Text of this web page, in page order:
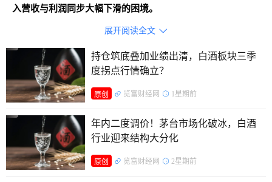
入营收与利润同步大幅下滑的困境。
财报数据显示，前三季度迎驾贡酒实现营业收入45.16亿
元，同比下降18.09%；归母净利润15.11亿元，同比下滑
24.67%；扣非净利润14.74亿元，同比降幅进一步扩大至
26.16%，利润降幅均超过营收降幅，即公司主营业务的盈利
展开阅读全文 
持仓筑底叠加业绩出清，白酒板块三季
度拐点行情确立？
原创 览富财经网 1星期前
年内二度调价！茅台市场化破冰，白酒
行业迎来结构大分化
原创 览富财经网 2星期前